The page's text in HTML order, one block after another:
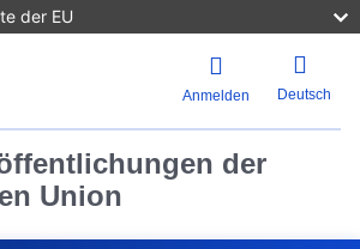
der EU
Anmelden Deutsch
der
Union